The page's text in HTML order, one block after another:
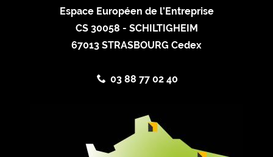
Espace Européen de l’Entreprise
CS 30058 - SCHILTIGHEIM
67013 STRASBOURG Cedex
03 88 77 02 40